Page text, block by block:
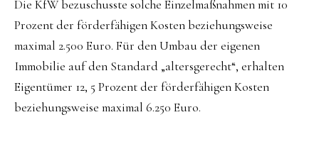
Die KfW bezuschusste solche Einzelmaßnahmen mit 10
Prozent der förderfähigen Kosten beziehungsweise
maximal 2.500 Euro. Für den Umbau der eigenen
Immobilie auf den Standard „altersgerecht“, erhalten
Eigentümer 12, 5 Prozent der förderfähigen Kosten
beziehungsweise maximal 6.250 Euro.